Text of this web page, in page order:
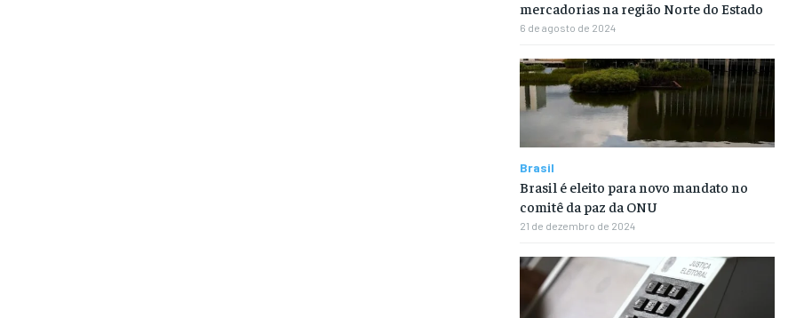
mercadorias na região Norte do Estado
6 de agosto de 2024
Brasil
Brasil é eleito para novo mandato no
comitê da paz da ONU
21 de dezembro de 2024